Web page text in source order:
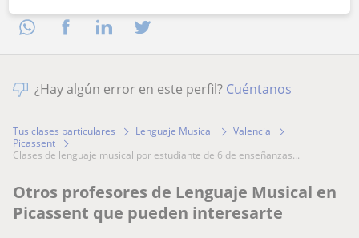
¿Hay algún error en este perfil? Cuéntanos
Tus clases particulares Lenguaje Musical
Valencia
Picassent
clases de lenguaje musical por estudiante de 6 de enseñanzas...
Otros profesores de Lenguaje Musical en
Picassent que pueden interesarte